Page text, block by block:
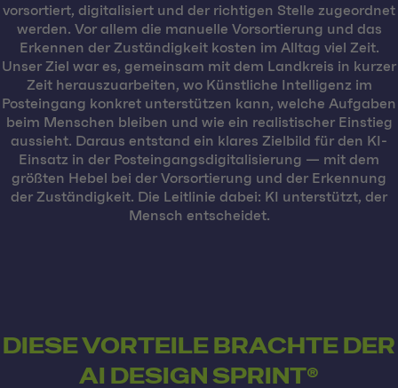
vorsortiert, digitalisiert und der richtigen Stelle zugeordnet
werden. Vor allem die manuelle Vorsortierung und das
Erkennen der Zuständigkeit kosten im Alltag viel Zeit.
Unser Ziel war es, gemeinsam mit dem Landkreis in kurzer
Zeit herauszuarbeiten, wo Künstliche Intelligenz im
Posteingang konkret unterstützen kann, welche Aufgaben
beim Menschen bleiben und wie ein realistischer Einstieg
aussieht. Daraus entstand ein klares Zielbild für den KI-
Einsatz in der Posteingangsdigitalisierung — mit dem
größten Hebel bei der Vorsortierung und der Erkennung
der Zuständigkeit. Die Leitlinie dabei: KI unterstützt, der
Mensch entscheidet.
DIESE VORTEILE BRACHTE DER
AI DESIGN SPRINT®